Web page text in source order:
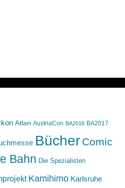
Atlan AustriaCon BA2016 BA2017
Bücher Comic
Bahn Die Spezialisten
Kamihimo Karlsruhe